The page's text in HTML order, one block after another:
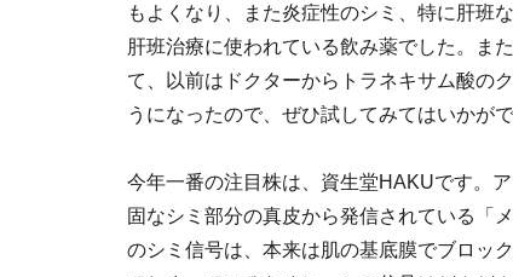
もよくなり、また炎症性のシミ、特に肝班
肝班治療に使われている飲み薬でした。ま
て、以前はドクターからトラネキサム酸の
うになったので、ぜひ試してみてはいかがで
今年一番の注目株は、資生堂HAKUです。
固なシミ部分の真皮から発信されている「
のシミ信号は、本来は肌の基底膜でブロッ